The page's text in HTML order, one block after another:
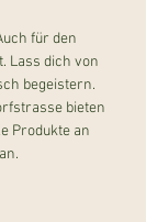
für den
Lass dich von
begeistern.
bieten
Produkte an